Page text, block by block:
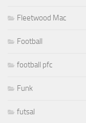
Fleetwood Mac
Football
football pfc
Funk
futsal